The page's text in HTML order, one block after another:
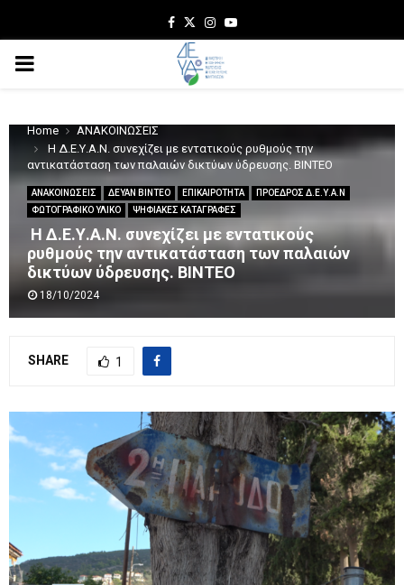
Facebook
TwitterInstagram
Youtube
PRIMARY
Home
ΑΝΑΚΟΙΝΩΣΕΙΣ
Η Δ.Ε.Υ.Α.Ν. συνεχίζει με εντατικούς ρυθμούς την
αντικατάσταση των παλαιών δικτύων ύδρευσης. ΒΙΝΤΕΟ
ΑΝΑΚΟΙΝΩΣΕΙΣ ΔΕΥΑΝ ΒΙΝΤΕΟ ΕΠΙΚΑΙΡΟΤΗΤΑ
ΠΡΟΕΔΡΟΣ Δ.Ε.Υ.Α.Ν
ΦΩΤΟΓΡΑΦΙΚΟ ΥΛΙΚΟ
ΨΗΦΙΑΚΕΣ ΚΑΤΑΓΡΑΦΕΣ
Η Δ.Ε.Υ.Α.Ν. συνεχίζει με εντατικούς
ρυθμούς την αντικατάσταση των παλαιών
δικτύων ύδρευσης. ΒΙΝΤΕΟ
18/10/2024
SHARE 1